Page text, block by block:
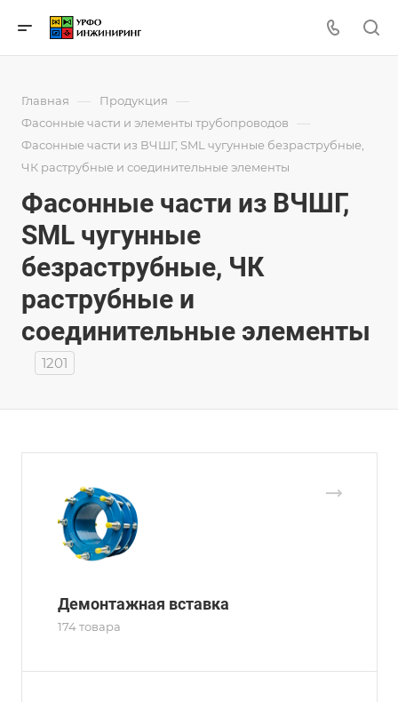
Главная — Продукция —
Фасонные части и элементы трубопроводов —
Фасонные части из ВЧШГ, SML чугунные безраструбные,
ЧК раструбные и соединительные элементы
Фасонные части из ВЧШГ,
SML чугунные
безраструбные, ЧК
раструбные и
соединительные элементы
1201
Демонтажная вставка
174 товара